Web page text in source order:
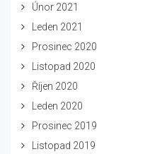
Únor 2021
Leden 2021
Prosinec 2020
Listopad 2020
Říjen 2020
Leden 2020
Prosinec 2019
Listopad 2019